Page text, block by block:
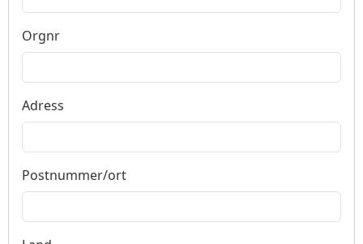
Orgnr
Adress
Postnummer/ort